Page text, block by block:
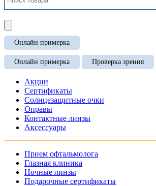
Онлайн примерка
Онлайн примерка Проверка зрения
Акции
Сертификаты
Солнцезащитные очки
Оправы
Контактные линзы
Аксессуары
Прием офтальмолога
Глазная клиника
Ночные линзы
Подарочные сертификаты